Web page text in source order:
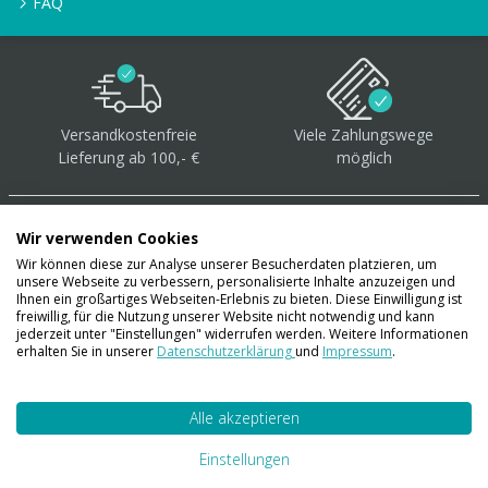
Versandkostenfreie
Lieferung ab 100,- €
Viele Zahlungswege
möglich
Über 40.000 Artikel auf
Lager
Wir verwenden Cookies
Wir können diese zur Analyse unserer Besucherdaten platzieren, um
unsere Webseite zu verbessern, personalisierte Inhalte anzuzeigen und
Ihnen ein großartiges Webseiten-Erlebnis zu bieten. Diese Einwilligung ist
freiwillig, für die Nutzung unserer Website nicht notwendig und kann
jederzeit unter "Einstellungen" widerrufen werden. Weitere Informationen
erhalten Sie in unserer Datenschutzerklärungund Impressum.
Alle akzeptieren
Einstellungen